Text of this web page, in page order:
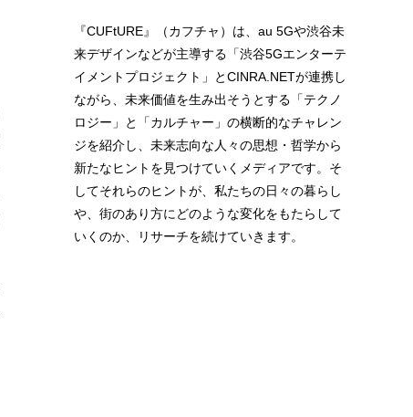
『CUFtURE』（カフチャ）は、au 5Gや渋谷未
来デザインなどが主導する「渋谷5Gエンターテ
イメントプロジェクト」とCINRA.NETが連携し
ながら、未来価値を生み出そうとする「テクノ
ロジー」と「カルチャー」の横断的なチャレン
ジを紹介し、未来志向な人々の思想・哲学から
新たなヒントを見つけていくメディアです。そ
してそれらのヒントが、私たちの日々の暮らし
や、街のあり方にどのような変化をもたらして
いくのか、リサーチを続けていきます。